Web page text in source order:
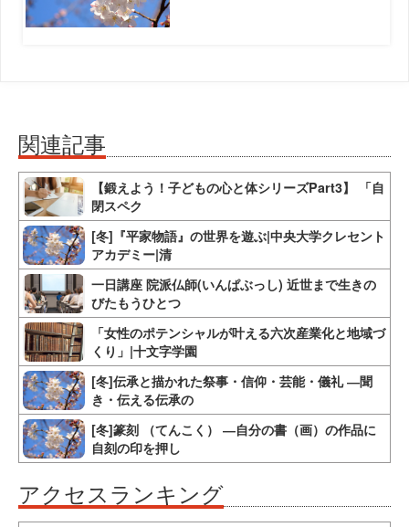
関連記事
【鍛えよう！子どもの心と体シリーズPart3】 「自
閉スペク
[冬]『平家物語』の世界を遊ぶ|中央大学クレセント
アカデミー|清
一日講座 院派仏師(いんぱぶっし) 近世まで生きの
びたもうひとつ
「女性のポテンシャルが叶える六次産業化と地域づ
くり」|十文字学園
[冬]伝承と描かれた祭事・信仰・芸能・儀礼 ―聞
き・伝える伝承の
[冬]篆刻 （てんこく） ―自分の書（画）の作品に
自刻の印を押し
アクセスランキング